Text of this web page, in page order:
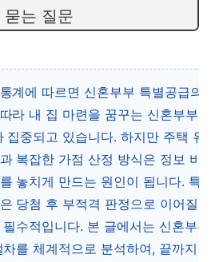
묻는 질문
계에 따르면 신혼부부 특별공급의 소
라 내 집 마련을 꿈꾸는 신혼부부들
집중되고 있습니다. 하지만 주택 유형
복잡한 가점 산정 방식은 정보 비대
놓치게 만드는 원인이 됩니다. 특히
당첨 후 부적격 판정으로 이어질 위
수적입니다. 본 글에서는 신혼부부
를 체계적으로 분석하여, 끝까지 읽